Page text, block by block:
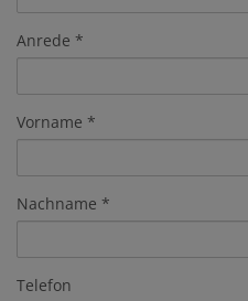
Anrede
Vorname
Nachname
Telefon